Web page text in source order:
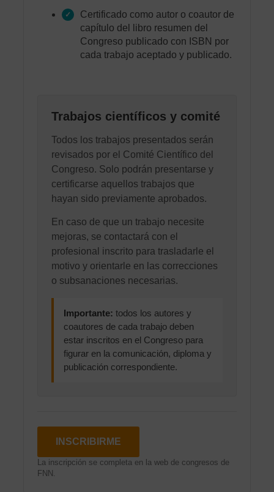
Certificado como autor o coautor de
capítulo del libro resumen del
Congreso publicado con ISBN por
cada trabajo aceptado y publicado.
Trabajos científicos y comité
Todos los trabajos presentados serán
revisados por el Comité Científico del
Congreso. Solo podrán presentarse y
certificarse aquellos trabajos que
hayan sido previamente aprobados.
En caso de que un trabajo necesite
mejoras, se contactará con el
profesional inscrito para trasladarle el
motivo y orientarle en las correcciones
o subsanaciones necesarias.
Importante: todos los autores y
coautores de cada trabajo deben
estar inscritos en el Congreso para
figurar en la comunicación, diploma y
publicación correspondiente.
INSCRIBIRME
La inscripción se completa en la web de congresos de
FNN.